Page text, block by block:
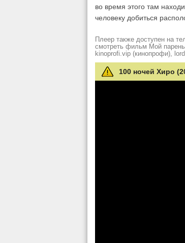
во время этого там
человеку добиться
Плеер также доступен на
смотреть фильм Мой парень
kinoprofi.vip (кинопрофи),
100 ночей Хиро